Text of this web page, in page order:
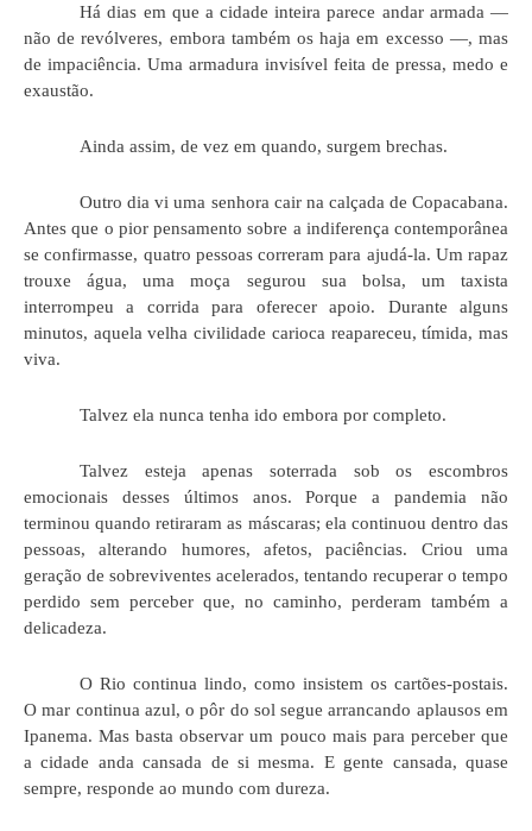
Há dias em que a cidade inteira parece andar armada —
não de revólveres, embora também os haja em excesso —, mas
de impaciência. Uma armadura invisível feita de pressa, medo e
exaustão.
Ainda assim, de vez em quando, surgem brechas.
Outro dia vi uma senhora cair na calçada de Copacabana.
Antes que o pior pensamento sobre a indiferença contemporânea
se confirmasse, quatro pessoas correram para ajudá-la. Um rapaz
trouxe água, uma moça segurou sua bolsa, um taxista
interrompeu a corrida para oferecer apoio. Durante alguns
minutos, aquela velha civilidade carioca reapareceu, tímida, mas
viva.
Talvez ela nunca tenha ido embora por completo.
Talvez esteja apenas soterrada sob os escombros
emocionais desses últimos anos. Porque a pandemia não
terminou quando retiraram as máscaras; ela continuou dentro das
pessoas, alterando humores, afetos, paciências. Criou uma
geração de sobreviventes acelerados, tentando recuperar o tempo
perdido sem perceber que, no caminho, perderam também a
delicadeza.
O Rio continua lindo, como insistem os cartões-postais.
O mar continua azul, o pôr do sol segue arrancando aplausos em
Ipanema. Mas basta observar um pouco mais para perceber que
a cidade anda cansada de si mesma. E gente cansada, quase
sempre, responde ao mundo com dureza.